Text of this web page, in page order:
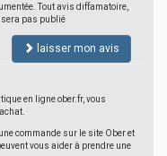
Tout avis diffamatoire,
sera pas publié
laisser mon avis
en ligne ober.fr, vous
commande sur le site Ober et
vous aider à prendre une